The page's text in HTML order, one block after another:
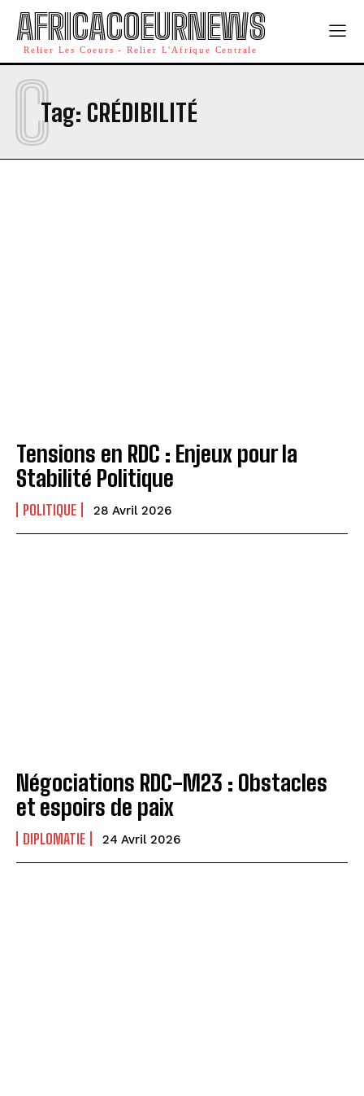
AFRICACOEURNEWS
Relier Les Coeurs - Relier L'Afrique Centrale
Tag: CRÉDIBILITÉ
C
Tensions en RDC : Enjeux pour la
Stabilité Politique
POLITIQUE 28 Avril 2026
Négociations RDC-M23 : Obstacles
et espoirs de paix
DIPLOMATIE 24 Avril 2026